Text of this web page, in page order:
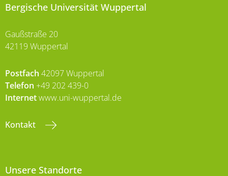
Bergische Universität Wuppertal
Gaußstraße 20
42119 Wuppertal
Postfach 42097 Wuppertal
Telefon +49 202 439-0
Internetwww.uni-wuppertal.de
Kontakt
Unsere Standorte